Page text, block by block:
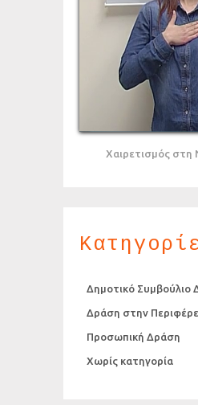
Χαιρετισμός
Δημοτικό Συμβούλιο
Δράση στην
Προσωπική Δράση
Χωρίς κατηγορία